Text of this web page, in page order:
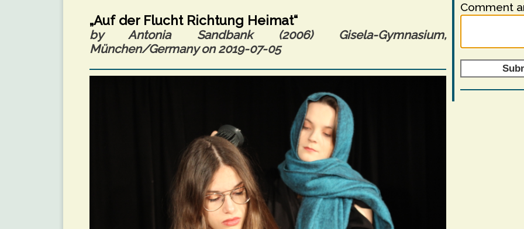
Comment
„Auf der Flucht Richtung Heimat“
by Antonia Sandbank (2006) Gisela-Gymnasium,
München/Germany on 2019-07-05